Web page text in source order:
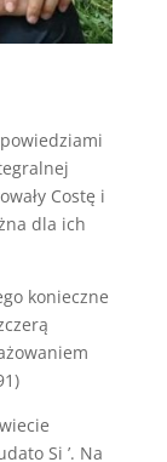
Costę i
dla ich
konieczne
Si ’. Na